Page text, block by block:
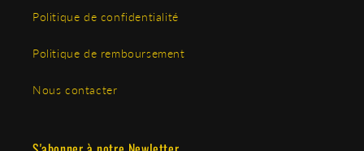
Politique de confidentialité
Politique de remboursement
Nous contacter